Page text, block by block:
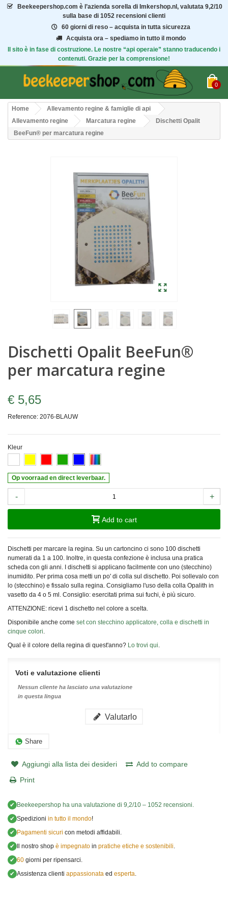
Beekeepershop.com è l’azienda sorella di Imkershop.nl, valutata 9,2/10
sulla base di 1052 recensioni clienti
60 giorni di reso – acquista in tutta sicurezza
Acquista ora – spediamo in tutto il mondo
Il sito è in fase di costruzione. Le nostre “api operaie” stanno traducendo i
contenuti. Grazie per la comprensione!
0
Home
Allevamento regine & famiglie di api
Allevamento regine
Marcatura regine
Dischetti Opalit
BeeFun® per marcatura regine
Dischetti Opalit BeeFun®
per marcatura regine
€ 5,65
Reference: 2076-BLAUW
Kleur
Op voorraad en direct leverbaar.
- +
Add to cart
Dischetti per marcare la regina. Su un cartoncino ci sono 100 dischetti
numerati da 1 a 100. Inoltre, in questa confezione è inclusa una pratica
scheda con gli anni. I dischetti si applicano facilmente con uno (stecchino)
inumidito. Per prima cosa metti un po' di colla sul dischetto. Poi sollevalo con
lo (stecchino) e fissalo sulla regina. Consigliamo l'uso della colla Opalith in
vasetto da 4 o 5 ml. Consiglio: esercitati prima sui fuchi, è più sicuro.
ATTENZIONE: ricevi 1 dischetto nel colore a scelta.
Disponibile anche come set con stecchino applicatore, colla e dischetti in
cinque colori.
Qual è il colore della regina di quest'anno? Lo trovi qui.
Voti e valutazione clienti
Nessun cliente ha lasciato una valutazione
in questa lingua
Valutarlo
Share
Aggiungi alla lista dei desideri
Add to compare
Print
✔ Beekeepershop ha una valutazione di 9,2/10 – 1052 recensioni.
✔ Spedizioni in tutto il mondo!
✔ Pagamenti sicuri con metodi affidabili.
✔
Il nostro shop è impegnato in pratiche etiche e sostenibili.
✔ 60 giorni per ripensarci.
✔ Assistenza clienti appassionata ed esperta.